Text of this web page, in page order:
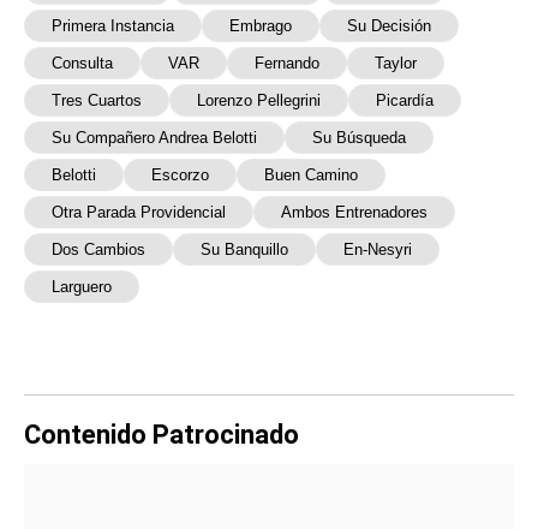
Primera Instancia Embrago Su Decisión
Consulta VAR Fernando Taylor
Tres Cuartos Lorenzo Pellegrini Picardía
Su Compañero Andrea Belotti Su Búsqueda
Belotti Escorzo Buen Camino
Otra Parada Providencial Ambos Entrenadores
Dos Cambios Su Banquillo En-Nesyri
Larguero
Contenido Patrocinado